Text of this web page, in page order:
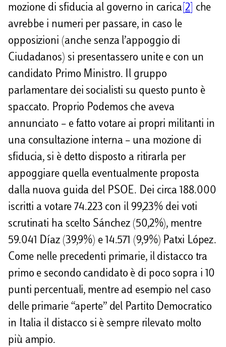
mozione di sfiducia al governo in carica [2] che
avrebbe i numeri per passare, in caso le
opposizioni (anche senza l’appoggio di
Ciudadanos) si presentassero unite e con un
candidato Primo Ministro. Il gruppo
parlamentare dei socialisti su questo punto è
spaccato. Proprio Podemos che aveva
annunciato – e fatto votare ai propri militanti in
una consultazione interna – una mozione di
sfiducia, si è detto disposto a ritirarla per
appoggiare quella eventualmente proposta
dalla nuova guida del PSOE. Dei circa 188.000
iscritti a votare 74.223 con il 99,23% dei voti
scrutinati ha scelto Sánchez (50,2%), mentre
59.041 Díaz (39,9%) e 14.571 (9,9%) Patxi López.
Come nelle precedenti primarie, il distacco tra
primo e secondo candidato è di poco sopra i 10
punti percentuali, mentre ad esempio nel caso
delle primarie “aperte” del Partito Democratico
in Italia il distacco si è sempre rilevato molto
più ampio.